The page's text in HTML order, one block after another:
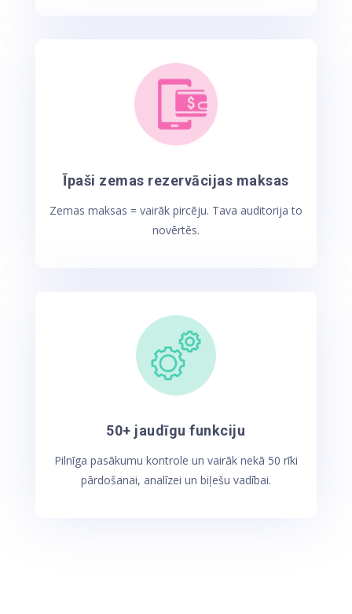
Īpaši zemas rezervācijas maksas
Zemas maksas = vairāk pircēju. Tava auditorija to
novērtēs.
50+ jaudīgu funkciju
Pilnīga pasākumu kontrole un vairāk nekā 50 rīki
pārdošanai, analīzei un biļešu vadībai.